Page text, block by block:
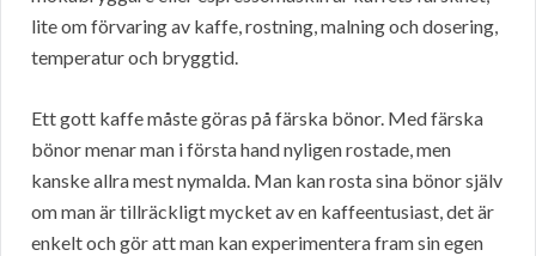
lite om förvaring av kaffe, rostning, malning och dosering,
temperatur och bryggtid.
Ett gott kaffe måste göras på färska bönor. Med färska
bönor menar man i första hand nyligen rostade, men
kanske allra mest nymalda. Man kan rosta sina bönor själv
om man är tillräckligt mycket av en kaffeentusiast, det är
enkelt och gör att man kan experimentera fram sin egen